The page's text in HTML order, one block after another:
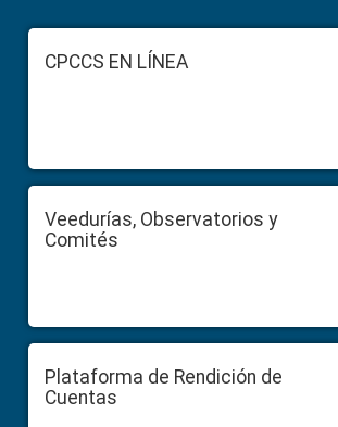
FooterCPCCS EN LÍNEA
Veedurías, Observatorios y
Comités
Plataforma de Rendición de
Cuentas